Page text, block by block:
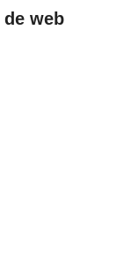
de web